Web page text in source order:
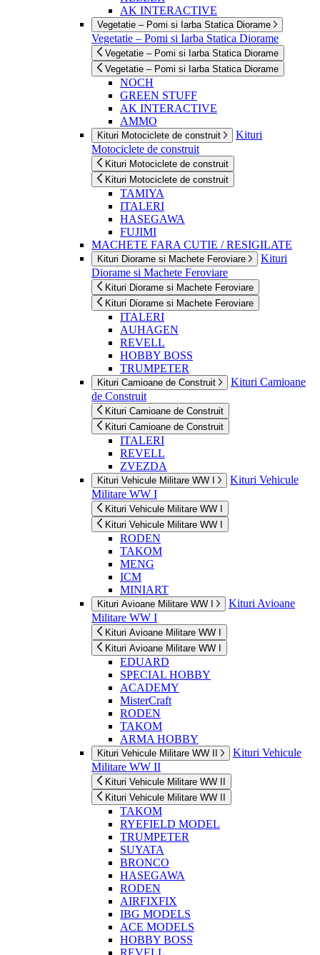
AK INTERACTIVE
Vegetatie – Pomi si Iarba Statica Diorame
Vegetatie – Pomi si Iarba Statica Diorame
Vegetatie – Pomi si Iarba Statica Diorame
Vegetatie – Pomi si Iarba Statica Diorame
NOCH
GREEN STUFF
AK INTERACTIVE
AMMO
Kituri Motociclete de construit
Kituri
Motociclete de construit
Kituri Motociclete de construit
Kituri Motociclete de construit
TAMIYA
ITALERI
HASEGAWA
FUJIMI
MACHETE FARA CUTIE / RESIGILATE
Kituri Diorame si Machete Feroviare
Kituri
Diorame si Machete Feroviare
Kituri Diorame si Machete Feroviare
Kituri Diorame si Machete Feroviare
ITALERI
AUHAGEN
REVELL
HOBBY BOSS
TRUMPETER
Kituri Camioane de Construit
Kituri Camioane
de Construit
Kituri Camioane de Construit
Kituri Camioane de Construit
ITALERI
REVELL
ZVEZDA
Kituri Vehicule Militare WW I
Kituri Vehicule
Militare WW I
Kituri Vehicule Militare WW I
Kituri Vehicule Militare WW I
RODEN
TAKOM
MENG
ICM
MINIART
Kituri Avioane Militare WW I
Kituri Avioane
Militare WW I
Kituri Avioane Militare WW I
Kituri Avioane Militare WW I
EDUARD
SPECIAL HOBBY
ACADEMY
MisterCraft
RODEN
TAKOM
ARMA HOBBY
Kituri Vehicule Militare WW II
Kituri Vehicule
Militare WW II
Kituri Vehicule Militare WW II
Kituri Vehicule Militare WW II
TAKOM
RYEFIELD MODEL
TRUMPETER
SUYATA
BRONCO
HASEGAWA
RODEN
AIRFIXFIX
IBG MODELS
ACE MODELS
HOBBY BOSS